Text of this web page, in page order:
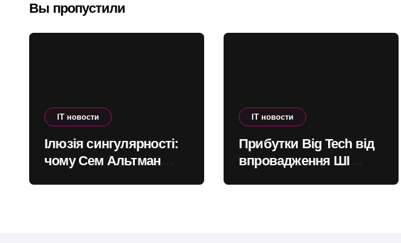
коррекцией
параллакса
поколения
Вы пропустили
IT новости
Ілюзія сингулярності:
чому Сем Альтман
IT новости
Прибутки Big Tech від
впровадження ШІ